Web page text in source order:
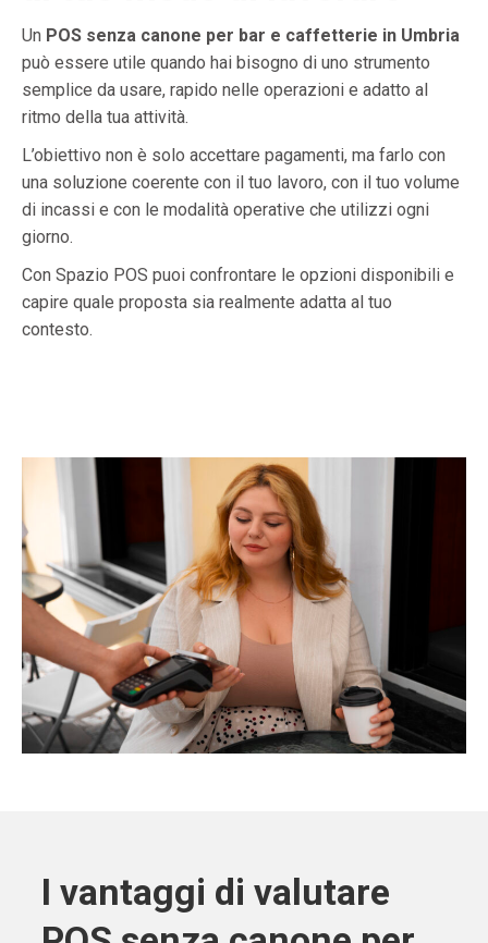
Un POS senza canone per bar e caffetterie in Umbria
può essere utile quando hai bisogno di uno strumento
semplice da usare, rapido nelle operazioni e adatto al
ritmo della tua attività.
L’obiettivo non è solo accettare pagamenti, ma farlo con
una soluzione coerente con il tuo lavoro, con il tuo volume
di incassi e con le modalità operative che utilizzi ogni
giorno.
Con Spazio POS puoi confrontare le opzioni disponibili e
capire quale proposta sia realmente adatta al tuo
contesto.
I vantaggi di valutare